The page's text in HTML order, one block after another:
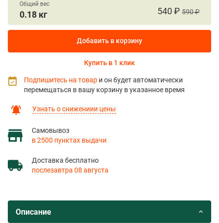
Узнать о снижениии цены
Самовывоз
в 2500 пунктах выдачи
Доставка бесплатно
послезавтра 08 августа
Общий вес
0.18 кг 540 ₽ 590 ₽
Добавить в корзину
Купить в 1 клик
Подпишитесь на товар и он будет автоматически
перемещаться в вашу корзину в указанное время
Описание